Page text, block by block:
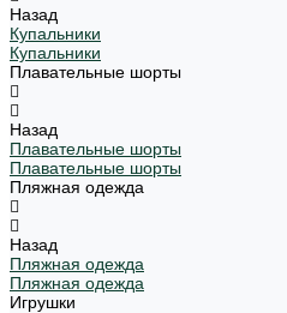
Назад
Купальники
Купальники
Плавательные шорты
Назад
Плавательные шорты
Плавательные шорты
Пляжная одежда
Назад
Пляжная одежда
Пляжная одежда
Игрушки